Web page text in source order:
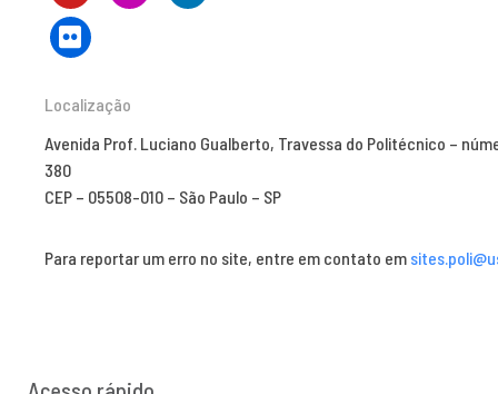
Localização
Avenida Prof. Luciano Gualberto, Travessa do Politécnico –
380
CEP – 05508-010 – São Paulo – SP
Para reportar um erro no site, entre em contato em